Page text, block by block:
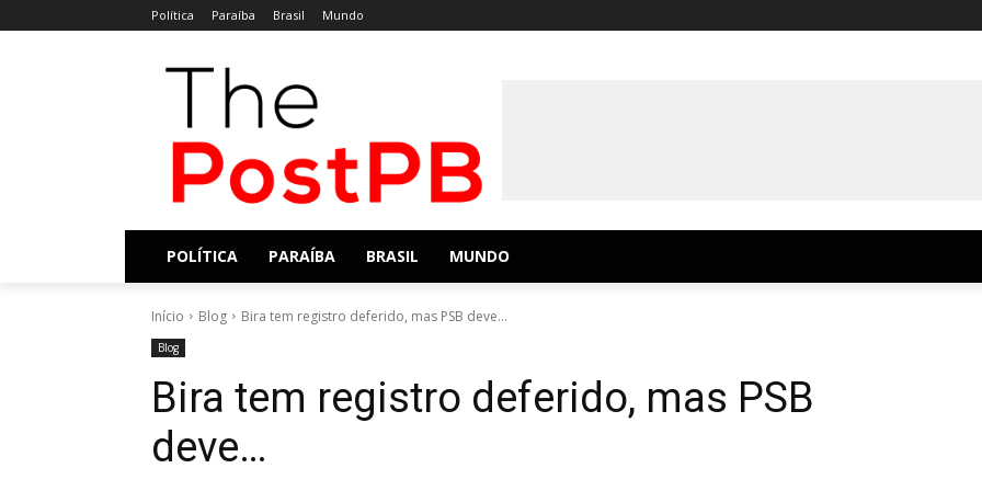
Política Paraíba Brasil Mundo
POLÍTICA PARAÍBA BRASIL MUNDO
Início Blog Bira tem registro deferido, mas PSB deve...
Blog
Bira tem registro deferido, mas PSB
deve…